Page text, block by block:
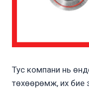
Тус компани нь
төхөөрөмж, их бие